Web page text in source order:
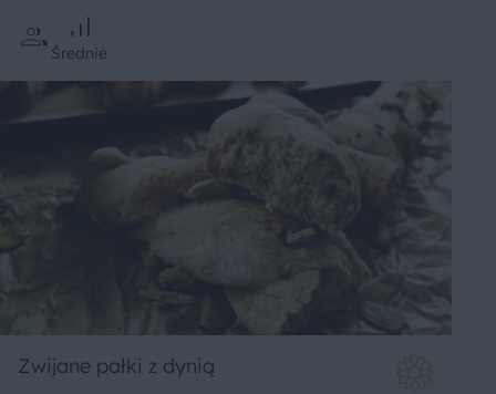
Średnie
Zwijane pałki z dynią